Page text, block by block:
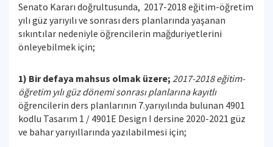
Senato Kararı doğrultusunda, 2017-2018 eğitim-öğretim
yılı güz yarıyılı ve sonrası ders planlarında yaşanan
sıkıntılar nedeniyle öğrencilerin mağduriyetlerini
önleyebilmek için;
1) Bir defaya mahsus olmak üzere; 2017-2018 eğitim-
öğretim yılı güz dönemi sonrası planlarına kayıtlı
öğrencilerin ders planlarının 7.yarıyılında bulunan 4901
kodlu Tasarım 1 / 4901E Design I dersine 2020-2021 güz
ve bahar yarıyıllarında yazılabilmesi için;